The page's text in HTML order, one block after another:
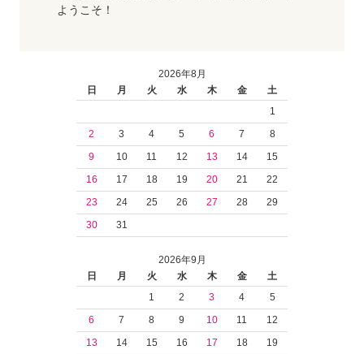
ようこそ！
2026年8月
日
月 火 水 木 金
土
1
2
3 4 5 6 7
8
9
10 11 12 13 14
15
16
17 18 19 20 21
22
23
24 25 26 27 28
29
30
31
2026年9月
日
月 火 水 木 金
土
1
2 3 4
5
6
7 8 9 10 11
12
13
14 15 16 17 18
19